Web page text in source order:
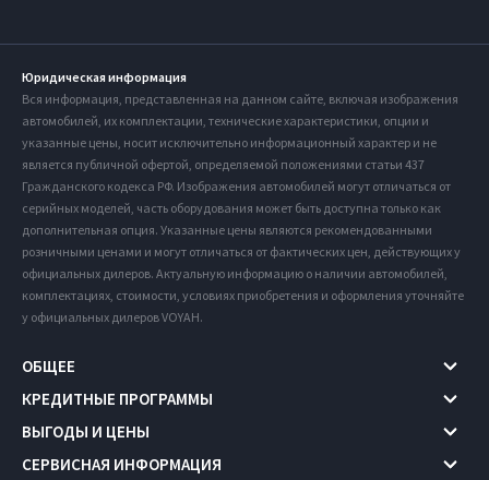
Юридическая информация
Вся информация, представленная на данном сайте, включая изображения
автомобилей, их комплектации, технические характеристики, опции и
указанные цены, носит исключительно информационный характер и не
является публичной офертой, определяемой положениями статьи 437
Гражданского кодекса РФ. Изображения автомобилей могут отличаться от
серийных моделей, часть оборудования может быть доступна только как
дополнительная опция. Указанные цены являются рекомендованными
розничными ценами и могут отличаться от фактических цен, действующих у
официальных дилеров. Актуальную информацию о наличии автомобилей,
комплектациях, стоимости, условиях приобретения и оформления уточняйте
у официальных дилеров VOYAH.
ОБЩЕЕ
КРЕДИТНЫЕ ПРОГРАММЫ
ВЫГОДЫ И ЦЕНЫ
СЕРВИСНАЯ ИНФОРМАЦИЯ